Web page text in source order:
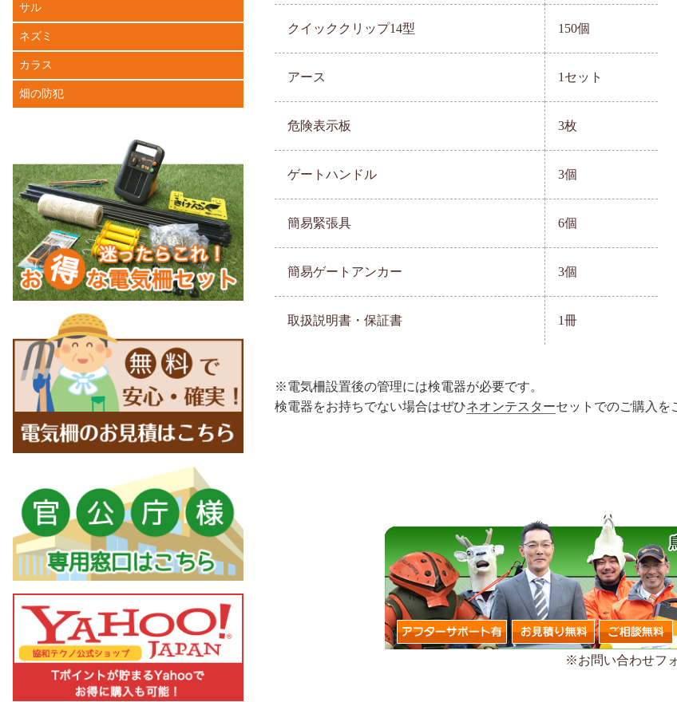
クイッククリップ14型 150個
アース 1セット
危険表示板 3枚
ゲートハンドル 3個
簡易緊張具 6個
簡易ゲートアンカー 3個
取扱説明書・保証書 1冊
※電気柵設置後の管理には検電器が必要です。
検電器をお持ちでない場合はぜひネオンテスターセットでのご購入を
※お問い合わせフ
サル
ネズミ
カラス
畑の防犯